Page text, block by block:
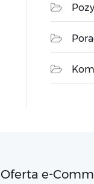
Oferta e-